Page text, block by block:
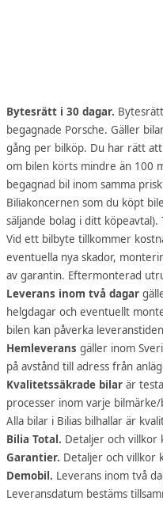
Bytesrätt i 30 dagar.
begagnade Porsche. Gäller
gång per bilköp. Du har rätt
om bilen körts mindre än 100
begagnad bil inom samma
Biliakoncernen som du köpt
säljande bolag i ditt köpeavtal).
Vid ett bilbyte tillkommer
eventuella nya skador,
av garantin. Eftermonterad
Leverans inom två dagar
helgdagar och eventuellt
bilen kan påverka
Hemleverans gäller inom
på avstånd till adress från
Kvalitetssäkrade bilar är
processer inom varje
Alla bilar i Bilias bilhallar är
Bilia Total. Detaljer och villkor
Garantier. Detaljer och villkor
Demobil. Leverans inom två
Leveransdatum bestäms